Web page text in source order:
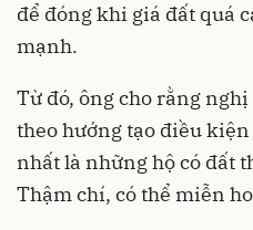
để đóng khi giá đất quá
mạnh.
Từ đó, ông cho rằng
theo hướng tạo điều
nhất là những hộ có đất
Thậm chí, có thể miễn